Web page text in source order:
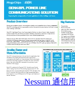
Nessum 通信